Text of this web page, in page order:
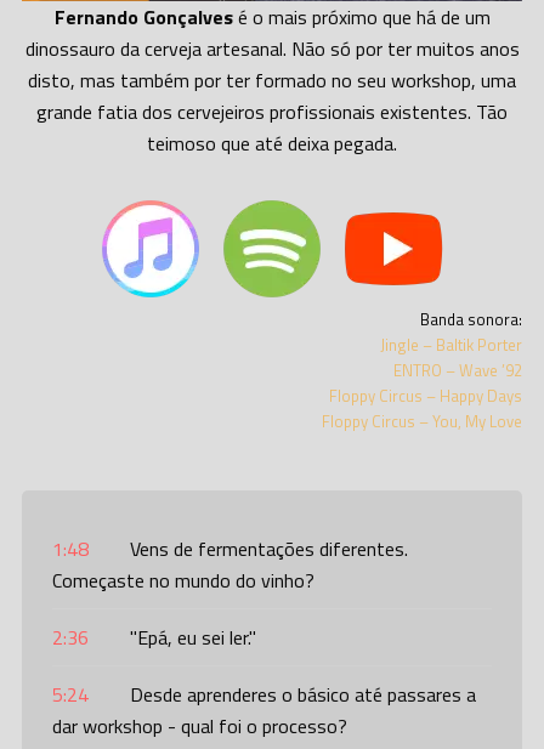
Fernando Gonçalvesé o mais próximo que há de um
dinossauro da cerveja artesanal. Não só por ter muitos anos
disto, mas também por ter formado no seu workshop, uma
grande fatia dos cervejeiros profissionais existentes. Tão
teimoso que até deixa pegada.
Banda sonora:
Jingle – Baltik Porter
ENTRO – Wave ’92
Floppy Circus – Happy Days
Floppy Circus – You, My Love
1:48
Vens de fermentações diferentes.
Começaste no mundo do vinho?
2:36
"Epá, eu sei ler."
5:24
Desde aprenderes o básico até passares a
dar workshop - qual foi o processo?